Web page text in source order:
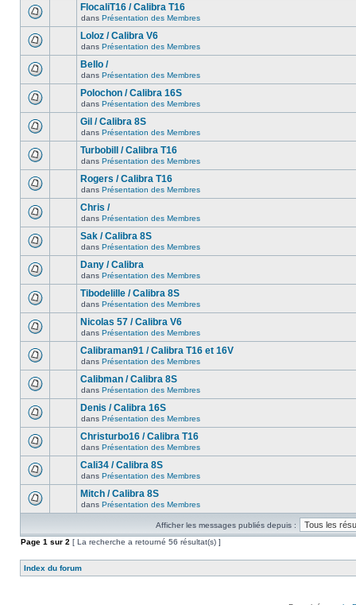
FlocaliT16 / Calibra T16
dans Présentation des Membres
Loloz / Calibra V6
dans Présentation des Membres
Bello /
dans Présentation des Membres
Polochon / Calibra 16S
dans Présentation des Membres
Gil / Calibra 8S
dans Présentation des Membres
Turbobill / Calibra T16
dans Présentation des Membres
Rogers / Calibra T16
dans Présentation des Membres
Chris /
dans Présentation des Membres
Sak / Calibra 8S
dans Présentation des Membres
Dany / Calibra
dans Présentation des Membres
Tibodelille / Calibra 8S
dans Présentation des Membres
Nicolas 57 / Calibra V6
dans Présentation des Membres
Calibraman91 / Calibra T16 et 16V
dans Présentation des Membres
Calibman / Calibra 8S
dans Présentation des Membres
Denis / Calibra 16S
dans Présentation des Membres
Christurbo16 / Calibra T16
dans Présentation des Membres
Cali34 / Calibra 8S
dans Présentation des Membres
Mitch / Calibra 8S
dans Présentation des Membres
Afficher les messages publiés depuis :
Page 1 sur 2 [ La recherche a retourné 56 résultat(s) ]
Index du forum